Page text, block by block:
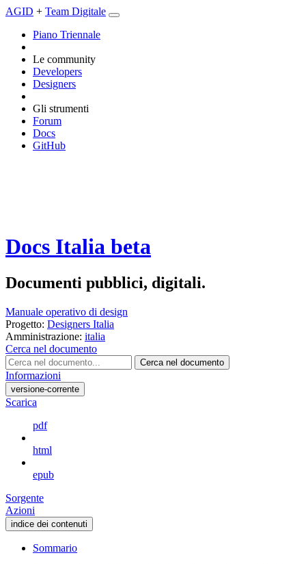
AGID + Team Digitale
Piano Triennale
Le community
Developers
Designers
Gli strumenti
Forum
Docs
GitHub
Docs Italia beta
Documenti pubblici, digitali.
Manuale operativo di design
Progetto: Designers Italia
Amministrazione: italia
Cerca nel documento
Cerca nel documento
Informazioni
versione-corrente
Scarica
pdf
html
epub
Sorgente
Azioni
indice dei contenuti
Sommario